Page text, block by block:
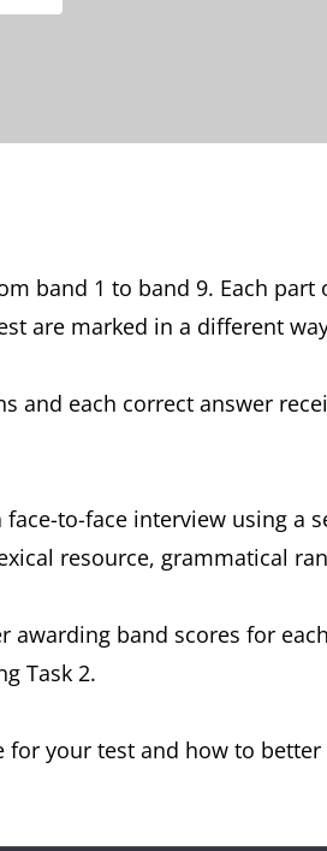
band 1 to band 9. Each
are marked in a different
and each correct answer
face-to-face interview using
resource, grammatical
awarding band scores for
Task 2.
your test and how to